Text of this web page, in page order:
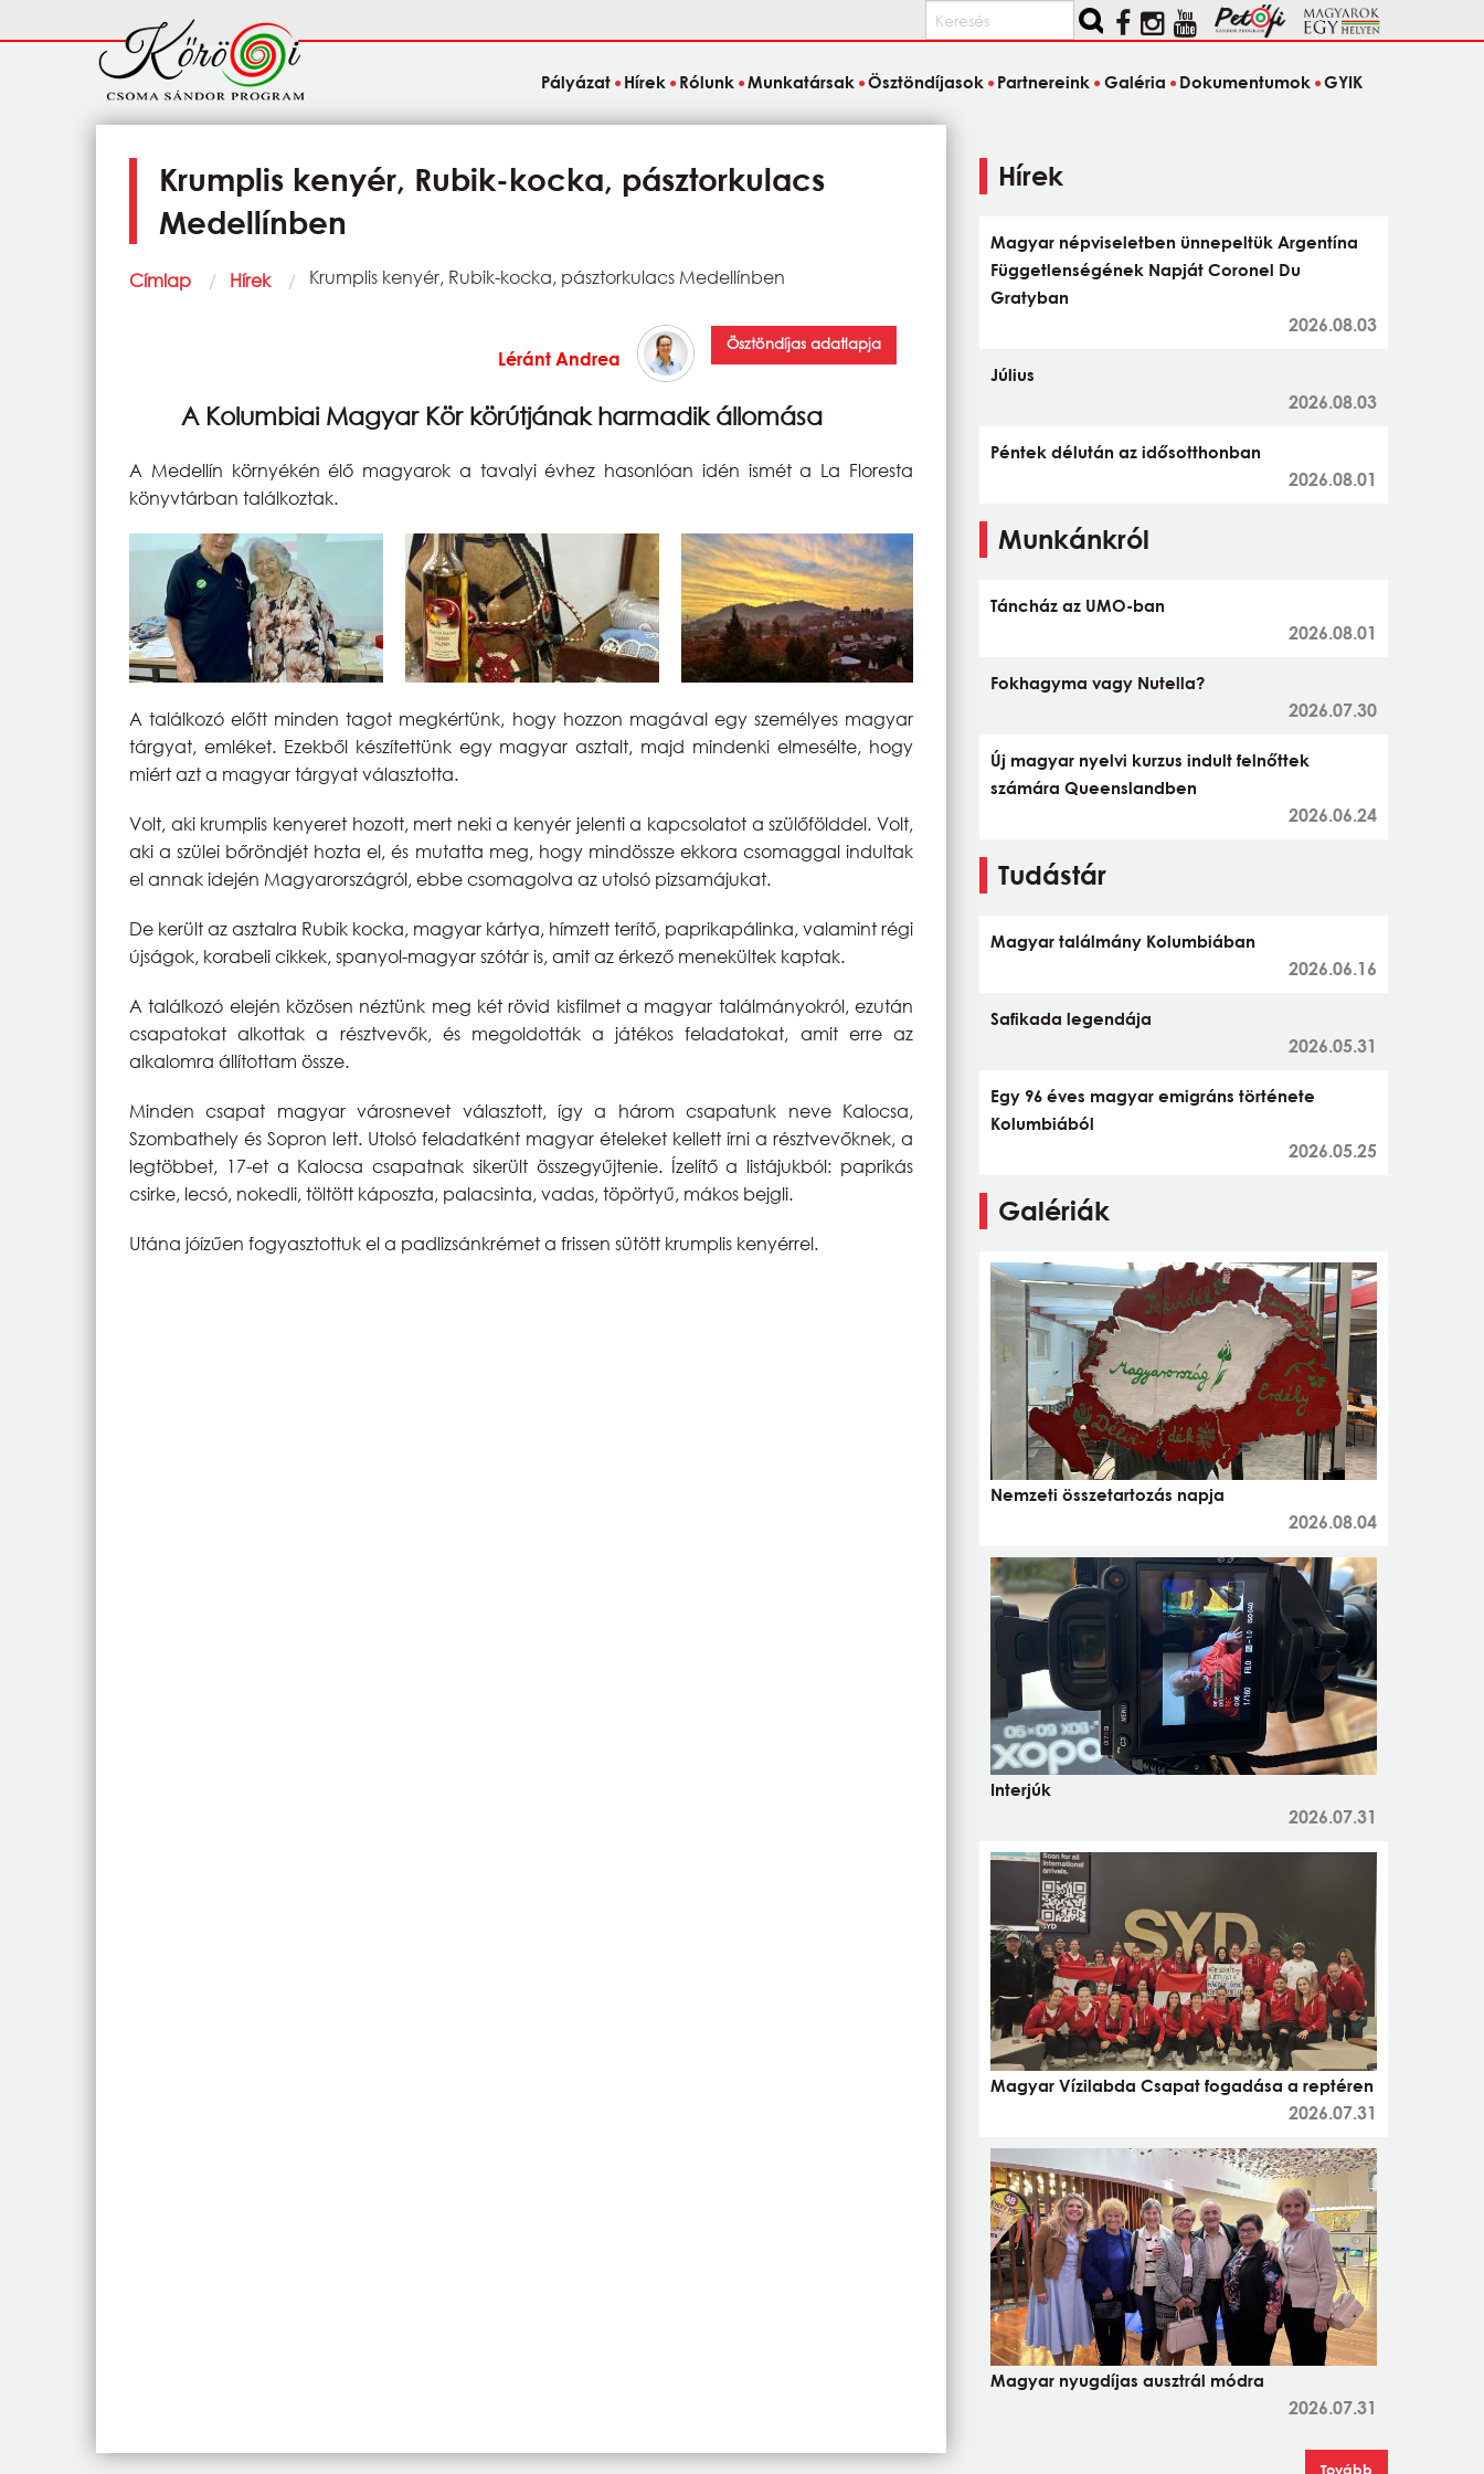
Keresés
Fő
navigáció
Pályázat Hírek Rólunk Munkatársak Ösztöndíjasok Partnereink Galéria Dokumentumok GYIK
Krumplis kenyér, Rubik-kocka, pásztorkulacs
Medellínben
Morzsa
Címlap Hírek Current:
Krumplis kenyér, Rubik-kocka, pásztorkulacs Medellínben
Léránt Andrea
Ösztöndíjas adatlapja
A Kolumbiai Magyar Kör körútjának harmadik állomása
A Medellín környékén élő magyarok a tavalyi évhez hasonlóan idén ismét a La Floresta
könyvtárban találkoztak.
A találkozó előtt minden tagot megkértünk, hogy hozzon magával egy személyes magyar
tárgyat, emléket. Ezekből készítettünk egy magyar asztalt, majd mindenki elmesélte, hogy
miért azt a magyar tárgyat választotta.
Volt, aki krumplis kenyeret hozott, mert neki a kenyér jelenti a kapcsolatot a szülőfölddel. Volt,
aki a szülei bőröndjét hozta el, és mutatta meg, hogy mindössze ekkora csomaggal indultak
el annak idején Magyarországról, ebbe csomagolva az utolsó pizsamájukat.
De került az asztalra Rubik kocka, magyar kártya, hímzett terítő, paprikapálinka, valamint régi
újságok, korabeli cikkek, spanyol-magyar szótár is, amit az érkező menekültek kaptak.
A találkozó elején közösen néztünk meg két rövid kisfilmet a magyar találmányokról, ezután
csapatokat alkottak a résztvevők, és megoldották a játékos feladatokat, amit erre az
alkalomra állítottam össze.
Minden csapat magyar városnevet választott, így a három csapatunk neve Kalocsa,
Szombathely és Sopron lett. Utolsó feladatként magyar ételeket kellett írni a résztvevőknek, a
legtöbbet, 17-et a Kalocsa csapatnak sikerült összegyűjtenie. Ízelítő a listájukból: paprikás
csirke, lecsó, nokedli, töltött káposzta, palacsinta, vadas, töpörtyű, mákos bejgli.
Utána jóízűen fogyasztottuk el a padlizsánkrémet a frissen sütött krumplis kenyérrel.
Hírek
Magyar népviseletben ünnepeltük Argentína
Függetlenségének Napját Coronel Du
Gratyban
2026.08.03
Július
2026.08.03
Péntek délután az idősotthonban
2026.08.01
Munkánkról
Táncház az UMO-ban
2026.08.01
Fokhagyma vagy Nutella?
2026.07.30
Új magyar nyelvi kurzus indult felnőttek
számára Queenslandben
2026.06.24
Tudástár
Magyar találmány Kolumbiában
2026.06.16
Safikada legendája
2026.05.31
Egy 96 éves magyar emigráns története
Kolumbiából
2026.05.25
Galériák
Nemzeti összetartozás napja
2026.08.04
Interjúk
2026.07.31
Magyar Vízilabda Csapat fogadása a reptéren
2026.07.31
Magyar nyugdíjas ausztrál módra
2026.07.31
Tovább